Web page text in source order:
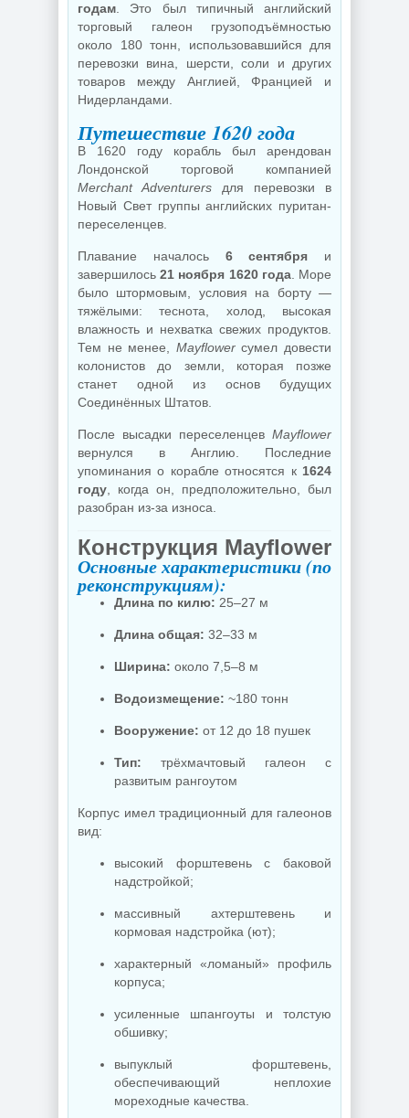
годам . Это был типичный английский
торговый галеон грузоподъёмностью
около 180 тонн, использовавшийся для
перевозки вина, шерсти, соли и других
товаров между Англией, Францией и
Нидерландами.
Путешествие 1620 года
В 1620 году корабль был арендован
Лондонской торговой компанией
Merchant Adventurers для перевозки в
Новый Свет группы английских пуритан-
переселенцев.
Плавание началось 6 сентября и
завершилось21 ноября 1620 года. Море
было штормовым, условия на борту —
тяжёлыми: теснота, холод, высокая
влажность и нехватка свежих продуктов.
Тем не менее, Mayflowerсумел довести
колонистов до земли, которая позже
станет одной из основ будущих
Соединённых Штатов.
После высадки переселенцев Mayflower
вернулся в Англию. Последние
упоминания о корабле относятся к 1624
году , когда он, предположительно, был
разобран из-за износа.
Конструкция Mayflower
Основные характеристики (по
реконструкциям):
Длина по килю: 25–27 м
Длина общая: 32–33 м
Ширина: около 7,5–8 м
Водоизмещение: ~180 тонн
Вооружение: от 12 до 18 пушек
Тип: трёхмачтовый галеон с
развитым рангоутом
Корпус имел традиционный для галеонов
вид:
высокий форштевень с баковой
надстройкой;
массивный ахтерштевень и
кормовая надстройка (ют);
характерный «ломаный» профиль
корпуса;
усиленные шпангоуты и толстую
обшивку;
выпуклый форштевень,
обеспечивающий неплохие
мореходные качества.